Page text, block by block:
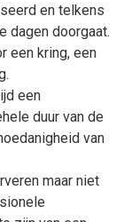
en telkens
dagen doorgaat.
een kring, een
een
duur van de
van
maar niet